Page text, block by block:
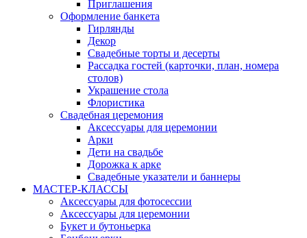
Приглашения
Оформление банкета
Гирлянды
Декор
Свадебные торты и десерты
Рассадка гостей (карточки, план, номера
столов)
Украшение стола
Флористика
Свадебная церемония
Аксессуары для церемонии
Арки
Дети на свадьбе
Дорожка к арке
Свадебные указатели и баннеры
МАСТЕР-КЛАССЫ
Аксессуары для фотосессии
Аксессуары для церемонии
Букет и бутоньерка